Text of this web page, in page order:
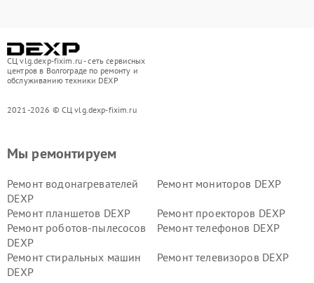
СЦ vlg.dexp-fixim.ru - сеть сервисных
центров в Волгограде по ремонту и
обслуживанию техники DEXP
2021-2026 © СЦ vlg.dexp-fixim.ru
Мы ремонтируем
Ремонт водонагревателей
DEXP
Ремонт мониторов DEXP
Ремонт планшетов DEXP
Ремонт проекторов DEXP
Ремонт роботов-пылесосов
DEXP
Ремонт телефонов DEXP
Ремонт стиральных машин
DEXP
Ремонт телевизоров DEXP